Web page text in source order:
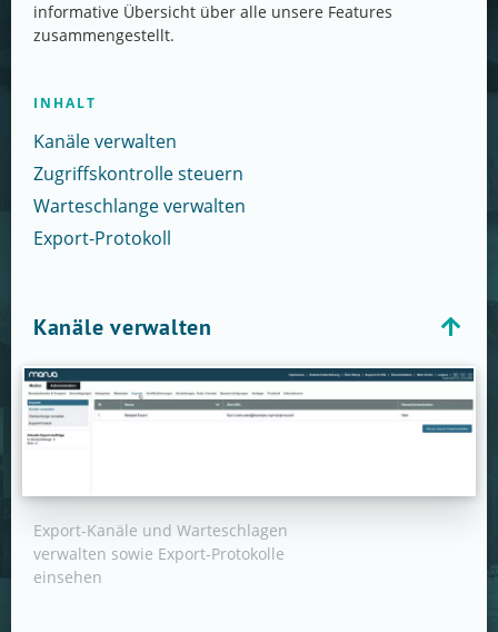
informative Übersicht über alle unsere Features
zusammengestellt.
INHALT
Kanäle verwalten
Zugriffskontrolle steuern
Warteschlange verwalten
Export-Protokoll
Kanäle verwalten
Export-Kanäle und Warteschlagen
verwalten sowie Export-Protokolle
einsehen